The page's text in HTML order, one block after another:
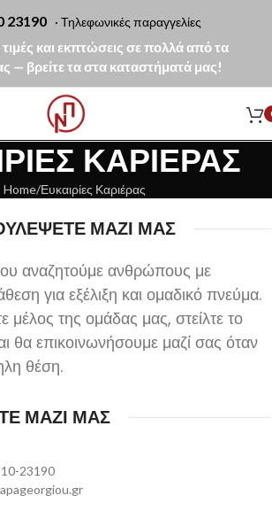
23190 · Τηλεφωνικές παραγγελίες
και εκπτώσεις σε πολλά από τα
— βρείτε τα στα καταστήματά μας!
ΚΑΡΙΈΡΑΣ
Home Ευκαιρίες Καριέρας
ΜΑΖΙ ΜΑΣ
αναζητούμε ανθρώπους με
για εξέλιξη και ομαδικό πνεύμα.
μέλος της ομάδας μας, στείλτε το
θα επικοινωνήσουμε μαζί σας όταν
θέση.
ΜΑΖΙ ΜΑΣ
23190